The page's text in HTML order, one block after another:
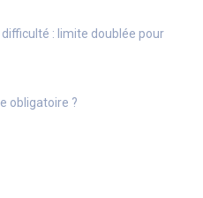
: limite doublée pour
obligatoire ?